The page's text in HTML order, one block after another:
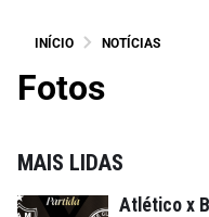
INÍCIO NOTÍCIAS
Fotos
MAIS LIDAS
Atlético x